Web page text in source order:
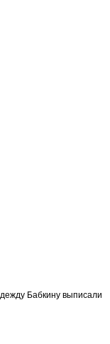
Бабкину выписали